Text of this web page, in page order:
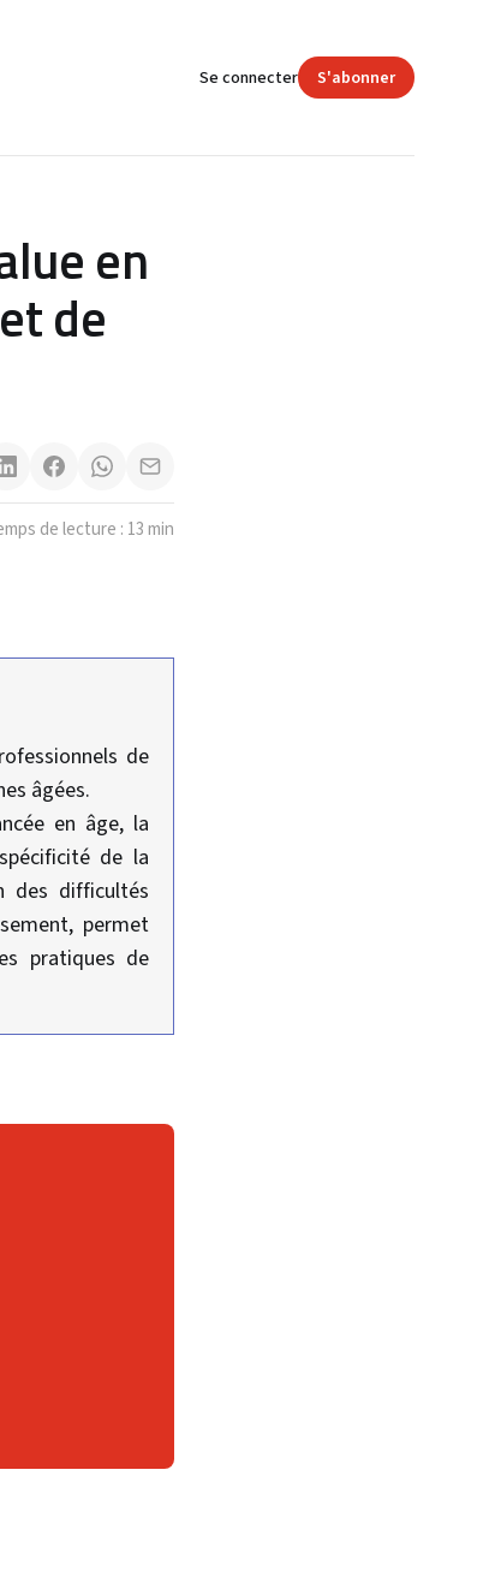
Se connecter S'abonner
en
de
de lecture : 13 min
de
âgées.
en âge, la
de la
des difficultés
permet
pratiques de